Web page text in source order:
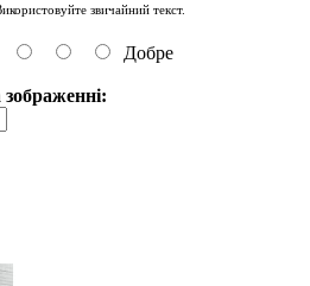
звичайний текст.
Добре